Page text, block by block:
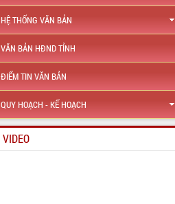
HỆ THỐNG VĂN BẢN
VĂN BẢN HĐND TỈNH
ĐIỂM TIN VĂN BẢN
QUY HOẠCH - KẾ HOẠCH
VIDEO